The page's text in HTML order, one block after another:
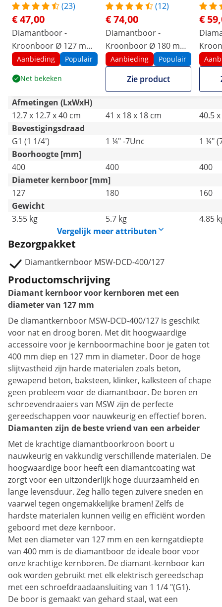
(23)
€ 47,00
Diamantboor -
Kroonboor Ø 127 mm
- 400 mm
Aanbieding Populair
Net bekeken
(12)
€ 74,00
Diamantboor -
Kroonboor Ø 180 mm
- 400 mm
Aanbieding Populair
Zie product
€
-
Afmetingen (LxWxH)
12.7 x 12.7 x 40 cm
41 x 18 x 18 cm
40.5
Bevestigingsdraad
G1 (1 1/4')
1 ¼" -7Unc
1 ¼"
Boorhoogte [mm]
400
400
400
Diameter kernboor [mm]
127
180
160
Gewicht
3.55 kg
5.7 kg
4.85
Vergelijk meer attributen
Bezorgpakket
Diamantkernboor MSW-DCD-400/127
Productomschrijving
Diamant kernboor voor kernboren met een
diameter van 127 mm
De diamantkernboor MSW-DCD-400/127 is geschikt
voor nat en droog boren. Met dit hoogwaardige
accessoire voor je kernboormachine boor je gaten tot
400 mm diep en 127 mm in diameter. Door de hoge
slijtvastheid zijn harde materialen zoals beton,
gewapend beton, baksteen, klinker, kalksteen of chape
geen probleem voor de diamantboor. De boren en
schroevendraaiers van MSW zijn de perfecte
gereedschappen voor nauwkeurig en effectief boren.
Diamanten zijn de beste vriend van een arbeider
Met de krachtige diamantboorkroon boort u
nauwkeurig en vakkundig verschillende materialen. De
hoogwaardige boor heeft een diamantcoating wat
zorgt voor een uitzonderlijk hoge duurzaamheid en
lange levensduur. Zeg hallo tegen zuivere sneden en
vaarwel tegen ongemakkelijke bramen! Zelfs de
hardste materialen kunnen veilig en efficiënt worden
geboord met deze kernboor.
Met een diameter van 127 mm en een kerngatdiepte
van 400 mm is de diamantboor de ideale boor voor
onze krachtige kernboren. De diamant-kernboor kan
ook worden gebruikt met elk elektrisch gereedschap
met een schroefdraadaansluiting van 1 1/4 "(G1).
De boor is gemaakt van gehard staal, wat een